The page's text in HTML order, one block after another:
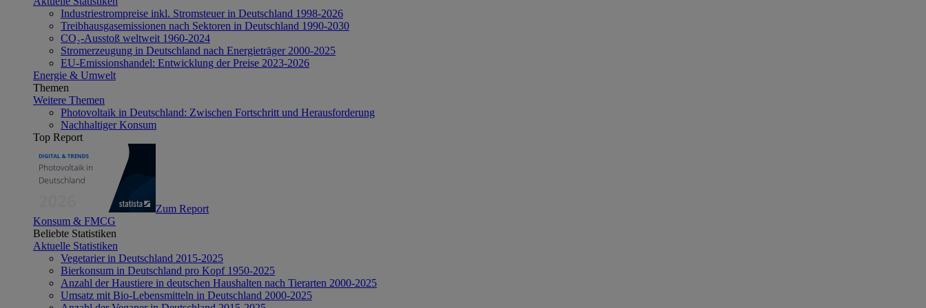
Industriestrompreise inkl. Stromsteuer in Deutschland 1998-2026
Treibhausgasemissionen nach Sektoren in Deutschland 1990-2030
CO₂-Ausstoß weltweit 1960-2024
Stromerzeugung in Deutschland nach Energieträger 2000-2025
EU-Emissionshandel: Entwicklung der Preise 2023-2026
Energie & Umwelt
Themen
Weitere Themen
Photovoltaik in Deutschland: Zwischen Fortschritt und Herausforderung
Nachhaltiger Konsum
Top Report
Zum Report
Konsum & FMCG
Beliebte Statistiken
Aktuelle Statistiken
Vegetarier in Deutschland 2015-2025
Bierkonsum in Deutschland pro Kopf 1950-2025
Anzahl der Haustiere in deutschen Haushalten nach Tierarten 2000-2025
Umsatz mit Bio-Lebensmitteln in Deutschland 2000-2025